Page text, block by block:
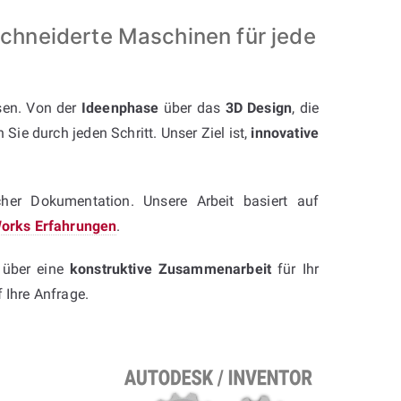
Maschinen für jede
Von der Ideenphase über das 3D Design, die
durch jeden Schritt. Unser Ziel ist, innovative
Dokumentation. Unsere Arbeit basiert auf
Erfahrungen.
eine konstruktive Zusammenarbeit für Ihr
Anfrage.